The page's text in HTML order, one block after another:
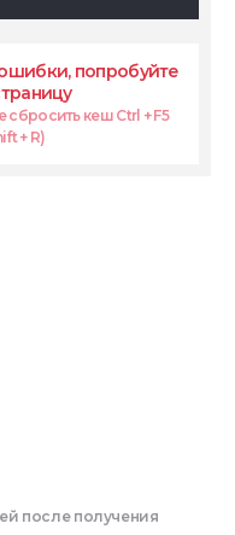
попробуйте
сбросить кеш Ctrl + F5
+ R)
после получения